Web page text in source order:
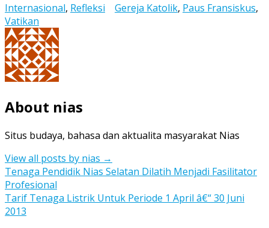
Internasional, Refleksi Gereja Katolik, Paus Fransiskus,
Vatikan
About nias
Situs budaya, bahasa dan aktualita masyarakat Nias
View all posts by nias →
Post
navigation
Tenaga Pendidik Nias Selatan Dilatih Menjadi Fasilitator
Profesional
Tarif Tenaga Listrik Untuk Periode 1 April â€“ 30 Juni
2013